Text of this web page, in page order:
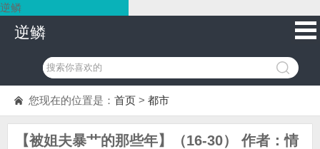
逆鳞
逆鳞
您现在的位置是： 首页 > 都市
【被姐夫暴艹的那些年】（16-30） 作者：情